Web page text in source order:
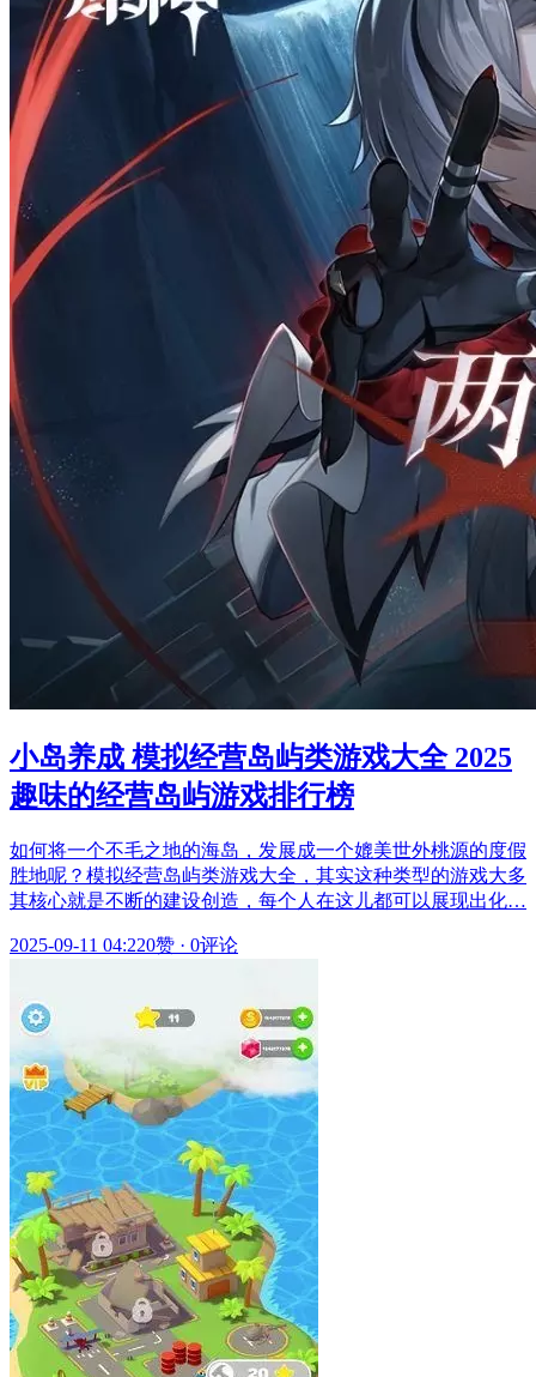
小岛养成 模拟经营岛屿类游戏大全 2025
趣味的经营岛屿游戏排行榜
如何将一个不毛之地的海岛，发展成一个媲美世外桃源的度假
胜地呢？模拟经营岛屿类游戏大全，其实这种类型的游戏大多
其核心就是不断的建设创造，每个人在这儿都可以展现出化…
2025-09-11 04:220赞 · 0评论